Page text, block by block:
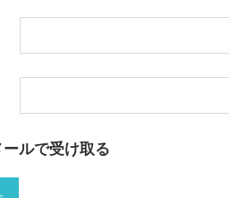
ルで受け取る